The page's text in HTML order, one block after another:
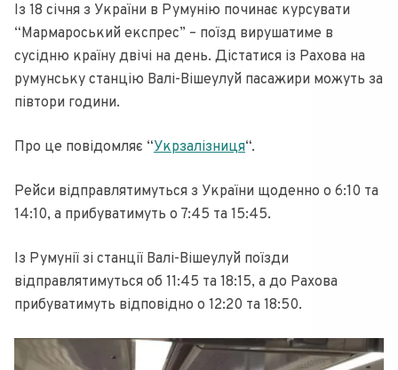
Із 18 січня з України в Румунію починає курсувати
“Мармароський експрес” – поїзд вирушатиме в
сусідню країну двічі на день. Дістатися із Рахова на
румунську станцію Валі-Вішеулуй пасажири можуть за
півтори години.
Про це повідомляє “Укрзалізниця“.
Рейси відправлятимуться з України щоденно о 6:10 та
14:10, а прибуватимуть о 7:45 та 15:45.
Із Румунії зі станції Валі-Вішеулуй поїзди
відправлятимуться об 11:45 та 18:15, а до Рахова
прибуватимуть відповідно о 12:20 та 18:50.